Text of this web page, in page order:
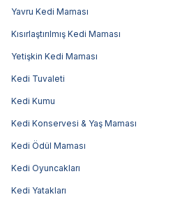
Yavru Kedi Maması
Kısırlaştırılmış Kedi Maması
Yetişkin Kedi Maması
Kedi Tuvaleti
Kedi Kumu
Kedi Konservesi & Yaş Maması
Kedi Ödül Maması
Kedi Oyuncakları
Kedi Yatakları